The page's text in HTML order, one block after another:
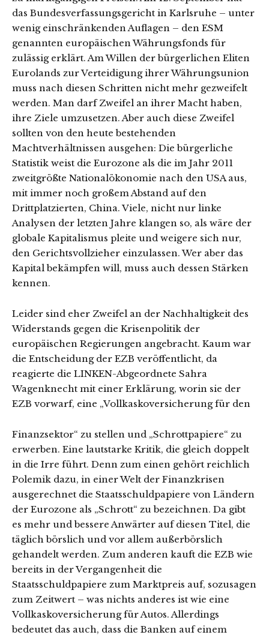
das Bundesverfassungsgericht in Karlsruhe – unter
wenig einschränkenden Auflagen – den ESM
genannten europäischen Währungsfonds für
zulässig erklärt. Am Willen der bürgerlichen Eliten
Eurolands zur Verteidigung ihrer Währungsunion
muss nach diesen Schritten nicht mehr gezweifelt
werden. Man darf Zweifel an ihrer Macht haben,
ihre Ziele umzusetzen. Aber auch diese Zweifel
sollten von den heute bestehenden
Machtverhältnissen ausgehen: Die bürgerliche
Statistik weist die Eurozone als die im Jahr 2011
zweitgrößte Nationalökonomie nach den USA aus,
mit immer noch großem Abstand auf den
Drittplatzierten, China. Viele, nicht nur linke
Analysen der letzten Jahre klangen so, als wäre der
globale Kapitalismus pleite und weigere sich nur,
den Gerichtsvollzieher einzulassen. Wer aber das
Kapital bekämpfen will, muss auch dessen Stärken
kennen.
Leider sind eher Zweifel an der Nachhaltigkeit des
Widerstands gegen die Krisenpolitik der
europäischen Regierungen angebracht. Kaum war
die Entscheidung der EZB veröffentlicht, da
reagierte die LINKEN-Abgeordnete Sahra
Wagenknecht mit einer Erklärung, worin sie der
EZB vorwarf, eine „Vollkaskoversicherung für den
Finanzsektor“ zu stellen und „Schrottpapiere“ zu
erwerben. Eine lautstarke Kritik, die gleich doppelt
in die Irre führt. Denn zum einen gehört reichlich
Polemik dazu, in einer Welt der Finanzkrisen
ausgerechnet die Staatsschuldpapiere von Ländern
der Eurozone als „Schrott“ zu bezeichnen. Da gibt
es mehr und bessere Anwärter auf diesen Titel, die
täglich börslich und vor allem außerbörslich
gehandelt werden. Zum anderen kauft die EZB wie
bereits in der Vergangenheit die
Staatsschuldpapiere zum Marktpreis auf, sozusagen
zum Zeitwert – was nichts anderes ist wie eine
Vollkaskoversicherung für Autos. Allerdings
bedeutet das auch, dass die Banken auf einem